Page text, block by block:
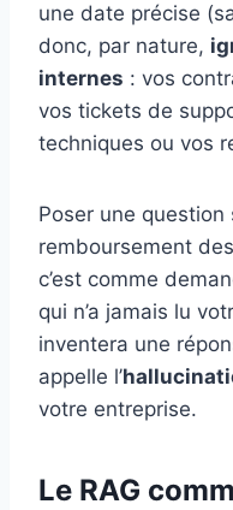
une date précise
donc, par nature,
internes : vos
vos tickets de
techniques ou vos
Poser une
remboursement
c’est comme
qui n’a jamais lu
inventera une
appelle l’
votre entreprise.
Le RAG